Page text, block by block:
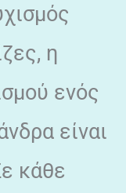
η
ενός
είναι
κάθε